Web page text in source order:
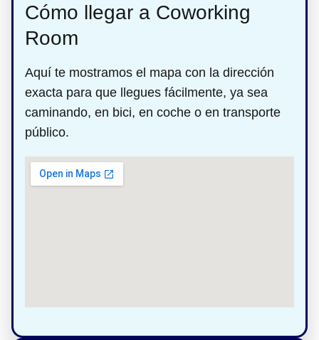
Cómo llegar a Coworking
Room
Aquí te mostramos el mapa con la dirección
exacta para que llegues fácilmente, ya sea
caminando, en bici, en coche o en transporte
público.